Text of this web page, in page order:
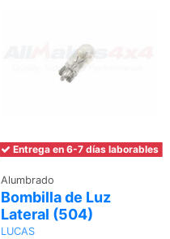
Entrega en 6-7 días laborables
Alumbrado
Bombilla de Luz
Lateral (504)
LUCAS